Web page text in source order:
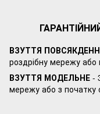
ВЗУТТЯ
роздрібну мережу або
ВЗУТТЯ МОДЕЛЬНЕ -
мережу або з початку